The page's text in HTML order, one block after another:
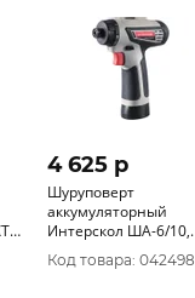
4 625 p
Шуруповерт
аккумуляторный
Интерскол ША-6/10,
8М3 (10, 8В, 2х1, 5А/ч,
Li-ion, БЗП)***
Код товара: 042498